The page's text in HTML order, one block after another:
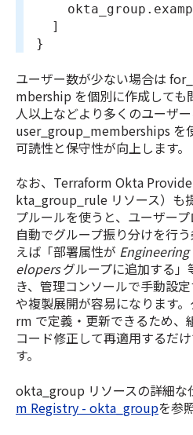
  ]
}
ユーザー数が少ない場合は
mbership を個別に作成しても
人以上などより多くのユーザ
user_group_memberships を
可読性と保守性が向上します。
なお、Terraform Okta
kta_group_rule リソース）も
プルールを使うと、ユーザー
自動でグループ振り分けを行
えば「部署属性が Engineering
elopersグループに追加する」
き、管理コンソールで手動設
や複製展開が容易になります
rm で定義・更新できるため、
コード修正して再適用するだ
す。
okta_group リソースの詳細な
m Registry - okta_groupを参